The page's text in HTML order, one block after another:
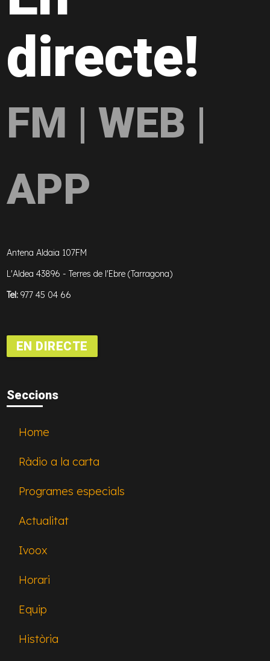
directe!
FM | WEB |
APP
Antena Aldaia 107FM
L'Aldea 43896 - Terres de l'Ebre (Tarragona)
Tel: 977 45 04 66
EN DIRECTE
Seccions
Home
Ràdio a la carta
Programes especials
Actualitat
Ivoox
Horari
Equip
Història